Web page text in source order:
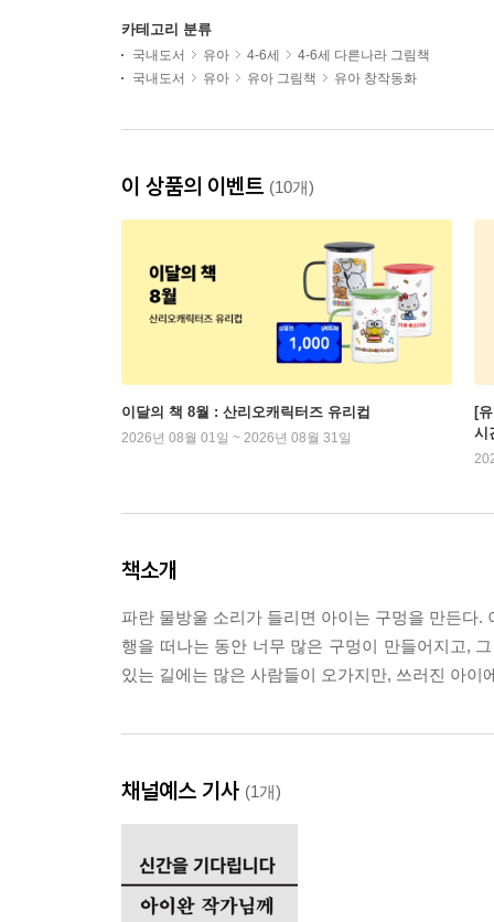
카테고리 분류
국내도서 유아 4-6세
4-6세 다른나라 그림책
국내도서
유아 유아 그림책 유아 창작동화
이 상품의 이벤트 (10개)
이달의 책 8월 : 산리오캐릭터즈 유리컵
2026년 08월 01일 ~ 2026년 08월 31일
[
시
책소개
파란 물방울 소리가 들리면 아이는 구멍을 만든다
행을 떠나는 동안 너무 많은 구멍이 만들어지고,
있는 길에는 많은 사람들이 오가지만, 쓰러진 아이
채널예스 기사 (1개)